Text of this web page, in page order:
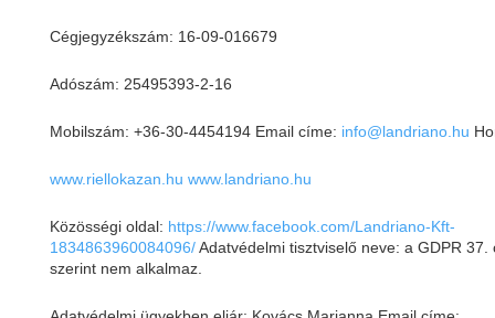
Cégjegyzékszám: 16-09-016679
Adószám: 25495393-2-16
Mobilszám: +36-30-4454194 Email címe: info@landriano.hu
www.riellokazan.hu www.landriano.hu
Közösségi oldal: https://www.facebook.com/Landriano-Kft-
1834863960084096/Adatvédelmi tisztviselő neve: a GDPR 37.
szerint nem alkalmaz.